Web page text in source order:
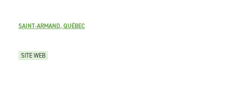
SAINT-ARMAND, QUÉBEC
SITE WEB